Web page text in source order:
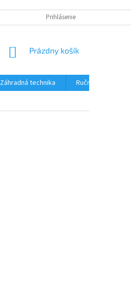
Prihlásenie
NÁKUPNÝ
Prázdny košík
Záhradná technika
Ručné náradie